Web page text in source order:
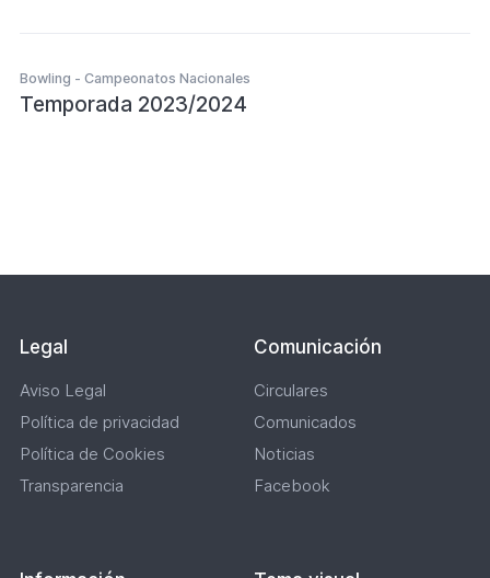
Bowling - Campeonatos Nacionales
Temporada 2023/2024
Legal
Aviso Legal
Política de privacidad
Política de Cookies
Transparencia
Comunicación
Circulares
Comunicados
Noticias
Facebook